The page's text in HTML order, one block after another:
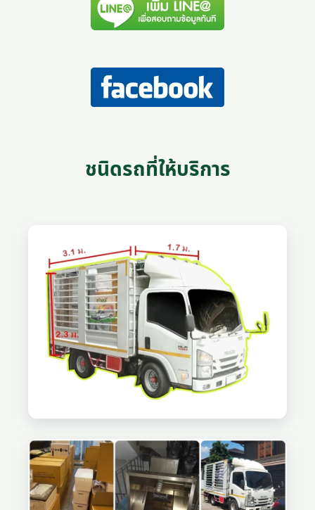
ชนิดรถที่ให้บริการ